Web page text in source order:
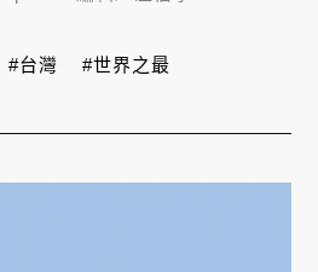
#台灣 #世界之最